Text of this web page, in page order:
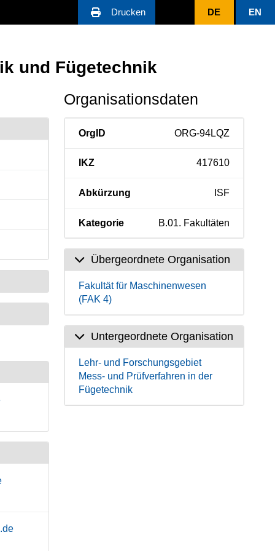
Drucken DE EN
und Fügetechnik
Organisationsdaten
OrgID ORG-94LQZ
IKZ 417610
Abkürzung ISF
Kategorie B.01. Fakultäten
Übergeordnete Organisation
Fakultät für Maschinenwesen
(FAK 4)
Untergeordnete Organisation
Lehr- und Forschungsgebiet
Mess- und Prüfverfahren in der
Fügetechnik